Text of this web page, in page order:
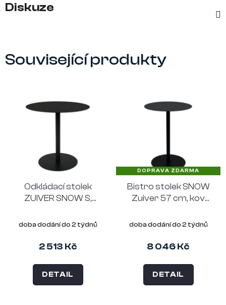
Diskuze
Související produkty
Odkládací stolek
ZUIVER SNOW S,
doba dodání do 2 týdnů
2 513 Kč
DETAIL
DOPRAVA ZDARMA
Bistro stolek SNOW
Zuiver 57 cm, kov
doba dodání do 2 týdnů
8 046 Kč
DETAIL